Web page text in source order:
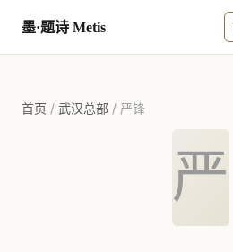
墨·题诗 Metis
首页 / 武汉总部 / 严锋
严